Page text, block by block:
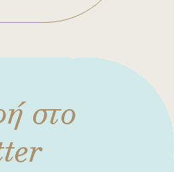
στο